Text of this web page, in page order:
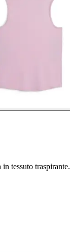
tessuto traspirante.